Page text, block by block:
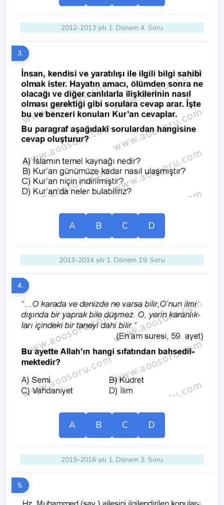
2012-2013 yılı 1. Dönem 4. Soru
3.
A B C D
2013-2014 yılı 1. Dönem 19. Soru
4.
A B C D
2015-2016 yılı 1. Dönem 3. Soru
5.